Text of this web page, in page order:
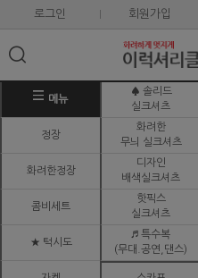
로그인 회원가입
메뉴
♠ 솔리드
실크셔츠
정장
화려한
무늬 실크셔츠
화려한정장
디자인
배색실크셔츠
콤비세트
핫픽스
실크셔츠
★ 턱시도
♬ 특수복
(무대.공연,댄스)